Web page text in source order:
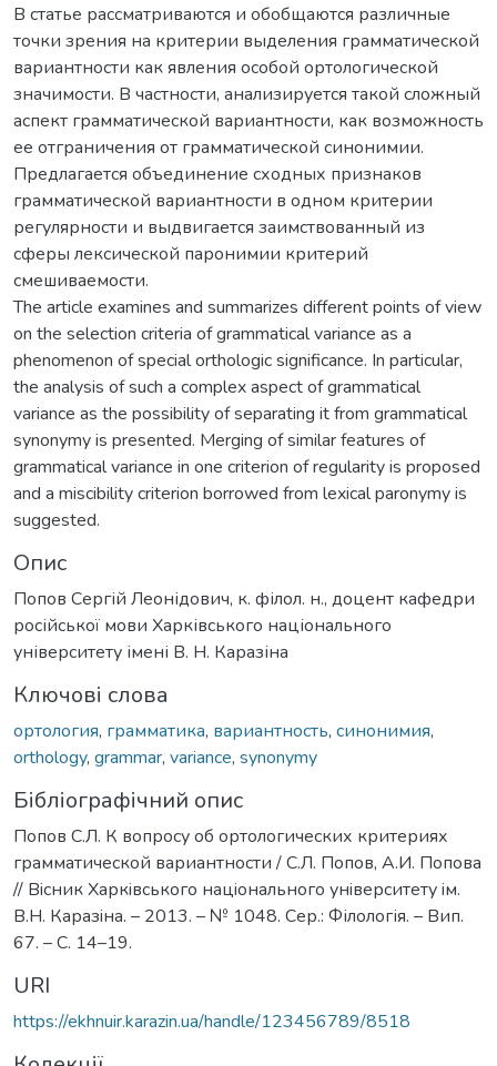
В статье рассматриваются и обобщаются различные
точки зрения на критерии выделения грамматической
вариантности как явления особой ортологической
значимости. В частности, анализируется такой сложный
аспект грамматической вариантности, как возможность
ее отграничения от грамматической синонимии.
Предлагается объединение сходных признаков
грамматической вариантности в одном критерии
регулярности и выдвигается заимствованный из
сферы лексической паронимии критерий
смешиваемости.
The article examines and summarizes different points of view
on the selection criteria of grammatical variance as a
phenomenon of special orthologic significance. In particular,
the analysis of such a complex aspect of grammatical
variance as the possibility of separating it from grammatical
synonymy is presented. Merging of similar features of
grammatical variance in one criterion of regularity is proposed
and a miscibility criterion borrowed from lexical paronymy is
suggested.
Опис
Попов Сергій Леонідович, к. філол. н., доцент кафедри
російської мови Харківського національного
університету імені В. Н. Каразіна
Ключові слова
ортология, грамматика, вариантность, синонимия,
orthology, grammar, variance, synonymy
Бібліографічний опис
Попов С.Л. К вопросу об ортологических критериях
грамматической вариантности / С.Л. Попов, А.И. Попова
// Вiсник Харкiвського нацiонального унiверситету iм.
В.Н. Каразiна. – 2013. – № 1048. Сер.: Філологія. – Вип.
67. – С. 14–19.
URI
https://ekhnuir.karazin.ua/handle/123456789/8518